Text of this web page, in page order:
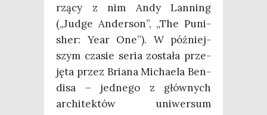
rzą­cy z nim Andy Lan­ning
(„Jud­ge Ander­son”, „The Puni­
sher: Year One”). W póź­niej­
szym cza­sie seria zosta­ła prze­
ję­ta przez Bria­na Micha­ela Ben­
di­sa – jed­ne­go z głów­nych
archi­tek­tów uni­wer­sum